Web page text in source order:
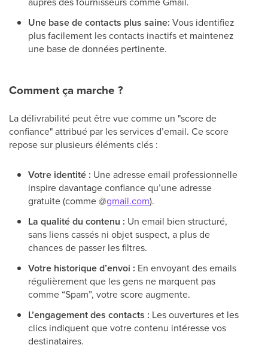
Une base de contacts plus saine: Vous identifiez
plus facilement les contacts inactifs et maintenez
une base de données pertinente.
Comment ça marche ?
La délivrabilité peut être vue comme un "score de
confiance" attribué par les services d’email. Ce score
repose sur plusieurs éléments clés :
Votre identité : Une adresse email professionnelle
inspire davantage confiance qu’une adresse
gratuite (comme @gmail.com).
La qualité du contenu : Un email bien structuré,
sans liens cassés ni objet suspect, a plus de
chances de passer les filtres.
Votre historique d’envoi : En envoyant des emails
régulièrement que les gens ne marquent pas
comme “Spam”, votre score augmente.
L’engagement des contacts : Les ouvertures et les
clics indiquent que votre contenu intéresse vos
destinataires.